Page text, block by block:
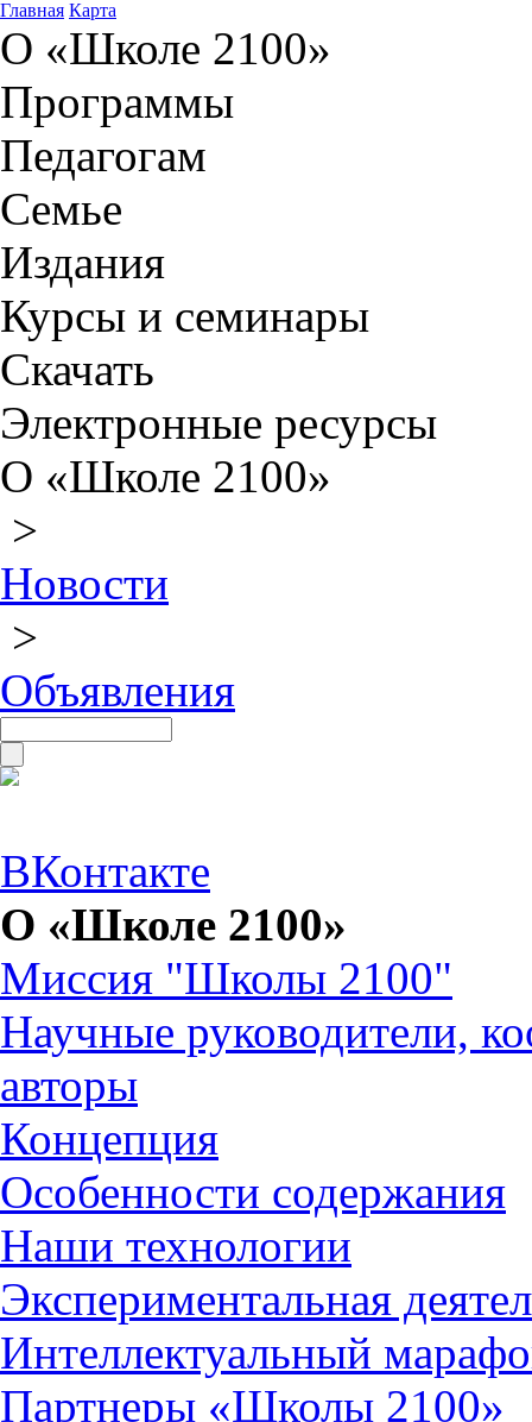
Главная Карта
О «Школе 2100»
Программы
Педагогам
Семье
Издания
Курсы и семинары
Скачать
Электронные ресурсы
О «Школе 2100»
>
Новости
>
Объявления
ВКонтакте
О «Школе 2100»
Миссия "Школы 2100"
Научные руководители,
авторы
Концепция
Особенности содержания
Наши технологии
Экспериментальная
Интеллектуальный
Партнеры «Школы 2100»